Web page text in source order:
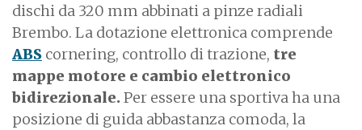
dischi da 320 mm abbinati a pinze radiali
Brembo. La dotazione elettronica comprende
ABS cornering, controllo di trazione, tre
mappe motore e cambio elettronico
bidirezionale. Per essere una sportiva ha una
posizione di guida abbastanza comoda, la